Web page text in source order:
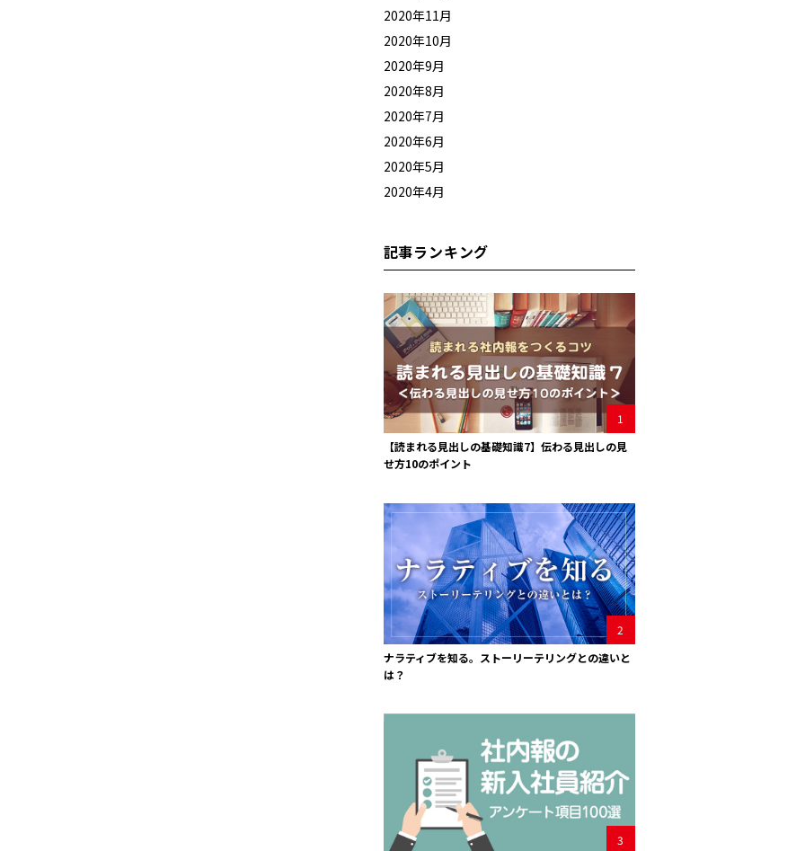
2020年11月
2020年10月
2020年9月
2020年8月
2020年7月
2020年6月
2020年5月
2020年4月
記事ランキング
1
【読まれる見出しの基礎知識7】伝わる見出しの見
せ方10のポイント
2
ナラティブを知る。ストーリーテリングとの違いと
は？
3